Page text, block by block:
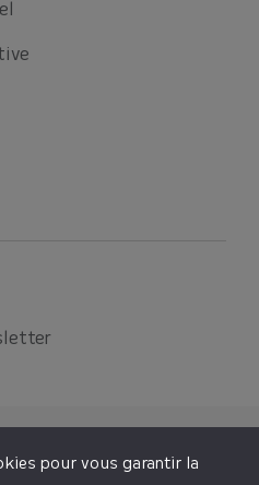
SUD-EST 35
pour vous garantir la